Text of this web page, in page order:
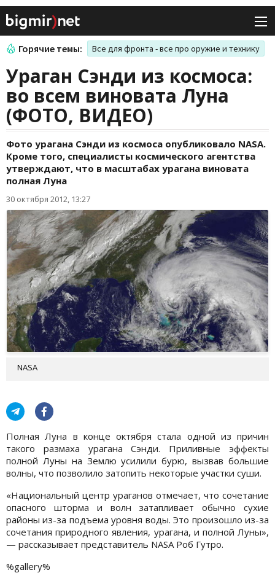
Горячие темы: Все для фронта - все про оружие и технику
Ураган Cэнди из космоса:
во всем виновата Луна
(ФОТО, ВИДЕО)
Фото урагана Сэнди из космоса опубликовало NASA.
Кроме того, специалисты космического агентства
утверждают, что в масштабах урагана виновата
полная Луна
30 октября 2012, 13:27
NASA
Полная Луна в конце октября стала одной из причин
такого размаха урагана Сэнди. Приливные эффекты
полной Луны на Землю усилили бурю, вызвав большие
волны, что позволило затопить некоторые участки суши.
«Национальный центр ураганов отмечает, что сочетание
опасного шторма и волн затапливает обычно сухие
районы из-за подъема уровня воды. Это произошло из-за
сочетания природного явления, урагана, и полной Луны»,
— рассказывает представитель NASA Роб Гутро.
%gallery%